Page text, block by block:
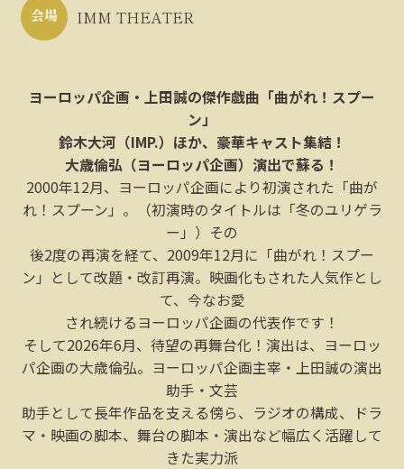
会場 IMM THEATER
ヨーロッパ企画・上田誠の傑作戯曲「曲がれ！スプー
ン」
鈴木大河（IMP.）ほか、豪華キャスト集結！
大歳倫弘（ヨーロッパ企画）演出で蘇る！
2000年12月、ヨーロッパ企画により初演された「曲が
れ！スプーン」。（初演時のタイトルは「冬のユリゲラ
ー」）その
後2度の再演を経て、2009年12月に「曲がれ！スプー
ン」として改題・改訂再演。映画化もされた人気作とし
て、今なお愛
され続けるヨーロッパ企画の代表作です！
そして2026年6月、待望の再舞台化！演出は、ヨーロッ
パ企画の大歳倫弘。ヨーロッパ企画主宰・上田誠の演出
助手・文芸
助手として長年作品を支える傍ら、ラジオの構成、ドラ
マ・映画の脚本、舞台の脚本・演出など幅広く活躍して
きた実力派